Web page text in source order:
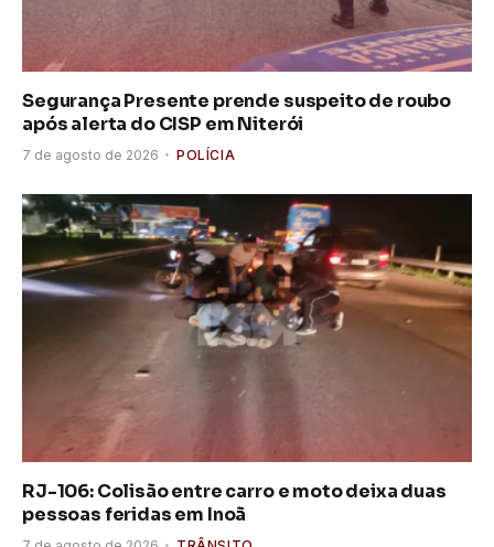
Segurança Presente prende suspeito de roubo
após alerta do CISP em Niterói
7 de agosto de 2026 POLÍCIA
RJ-106: Colisão entre carro e moto deixa duas
pessoas feridas em Inoã